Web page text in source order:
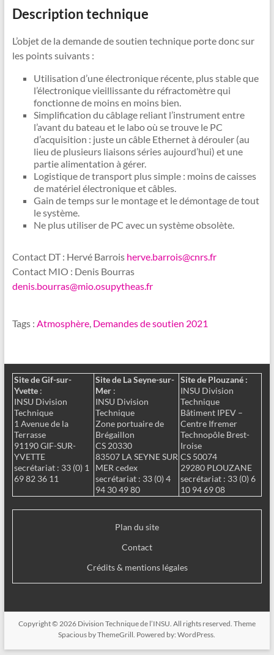
Description technique
L’objet de la demande de soutien technique porte donc sur
les points suivants :
Utilisation d’une électronique récente, plus stable que
l’électronique vieillissante du réfractomètre qui
fonctionne de moins en moins bien.
Simplification du câblage reliant l’instrument entre
l’avant du bateau et le labo où se trouve le PC
d’acquisition : juste un câble Ethernet à dérouler (au
lieu de plusieurs liaisons séries aujourd’hui) et une
partie alimentation à gérer.
Logistique de transport plus simple : moins de caisses
de matériel électronique et câbles.
Gain de temps sur le montage et le démontage de tout
le système.
Ne plus utiliser de PC avec un système obsolète.
Contact DT : Hervé Barrois herve.barrois@cnrs.fr
Contact MIO : Denis Bourras
denis.bourras@mio.osupytheas.fr
Tags : Atmosphère, Demandes de soutien 2021
Site de Gif-sur-
Yvette:
INSU Division
Technique
1 Avenue de la
Terrasse
91190 GIF-SUR-
YVETTE
secrétariat : 33 (0) 1
69 82 36 11
Site de La Seyne-sur-
Mer:
INSU Division
Technique
Zone portuaire de
Brégaillon
CS 20330
83507 LA SEYNE SUR
MER cedex
secrétariat : 33 (0) 4
94 30 49 80
Site de Plouzané :
INSU Division
Technique
Bâtiment IPEV –
Centre Ifremer
Technopôle Brest-
Iroise
CS 50074
29280 PLOUZANE
secrétariat : 33 (0) 6
10 94 69 08
Plan du site
Contact
Crédits & mentions légales
Copyright © 2026 Division Technique de l’INSU. All rights reserved. Theme
Spacious by ThemeGrill. Powered by:WordPress.